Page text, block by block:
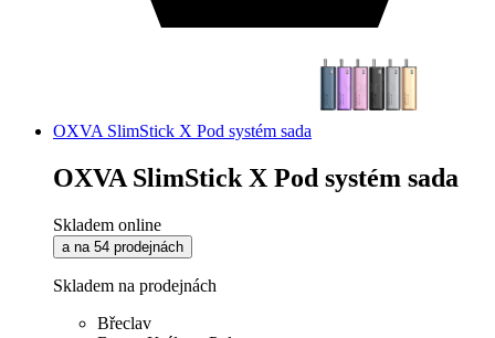
OXVA SlimStick X Pod systém sada
OXVA SlimStick X Pod systém sada
Skladem online
a na 54 prodejnách
Skladem na prodejnách
Břeclav